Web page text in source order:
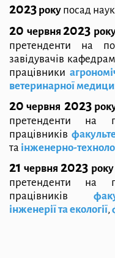
2023 року посад
20 червня 2023
претенденти на
завідувачів
працівники
ветеринарної
20 червня 2023
претенденти на
працівників
та інженерно-
21 червня 2023
претенденти на
працівників
інженерії таекології,